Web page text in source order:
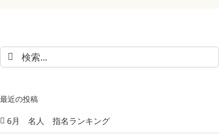
検
索
最近の投稿
6月 名人 指名ランキング